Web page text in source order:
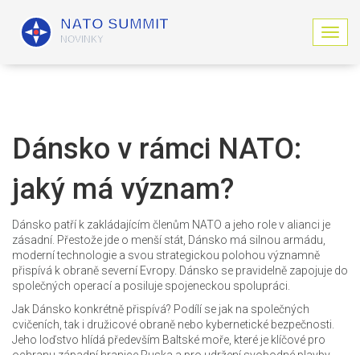
Z
o
g
i
Dánsko v rámci NATO:
jaký má význam?
Dánsko patří k zakládajícím členům NATO a jeho role v alianci je
zásadní. Přestože jde o menší stát, Dánsko má silnou armádu,
moderní technologie a svou strategickou polohou významně
přispívá k obraně severní Evropy. Dánsko se pravidelně zapojuje do
společných operací a posiluje spojeneckou spolupráci.
Jak Dánsko konkrétně přispívá? Podílí se jak na společných
cvičeních, tak i družicové obraně nebo kybernetické bezpečnosti.
Jeho loďstvo hlídá především Baltské moře, které je klíčové pro